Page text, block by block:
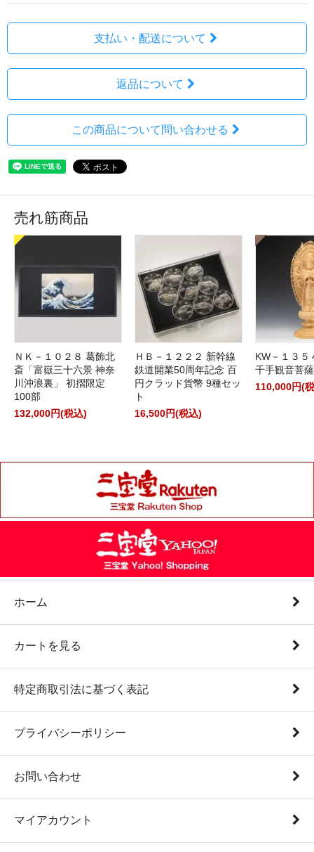
支払い・配送について
返品について
この商品について問い合わせる
売れ筋商品
ＮＫ－１０２８ 葛飾北
斎「富嶽三十六景 神奈
川沖浪裏」 初摺限定
100部
132,000円(税込)
ＨＢ－１２２２ 新幹線
鉄道開業50周年記念 百
円クラッド貨幣 9種セッ
ト
16,500円(税込)
KW－１３
千手観音菩
110,000円(
ホーム
カートを見る
特定商取引法に基づく表記
プライバシーポリシー
お問い合わせ
マイアカウント